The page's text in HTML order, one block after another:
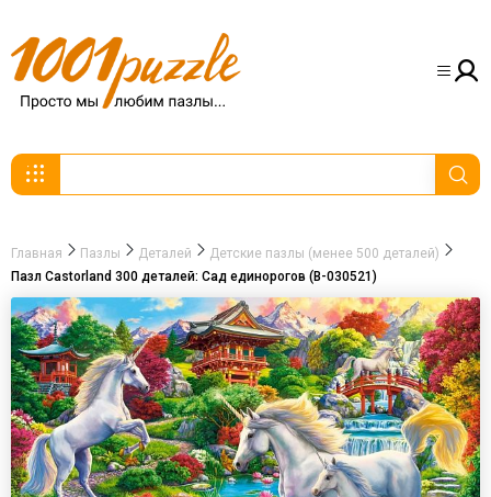
Главная Пазлы Деталей
Детские пазлы (менее 500 деталей)
Пазл Castorland 300 деталей: Сад единорогов (В-030521)